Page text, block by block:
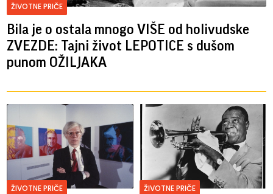
ŽIVOTNE PRIČE
Bila je o ostala mnogo VIŠE od holivudske
ZVEZDE: Tajni život LEPOTICE s dušom
punom OŽILJAKA
ŽIVOTNE PRIČE ŽIVOTNE PRIČE